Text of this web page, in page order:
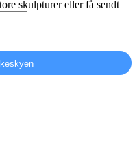
skulpturer eller få sendt